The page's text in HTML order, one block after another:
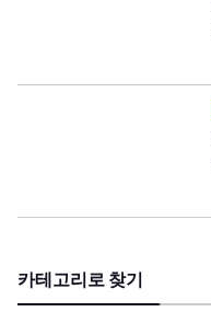
카테고리로 찾기